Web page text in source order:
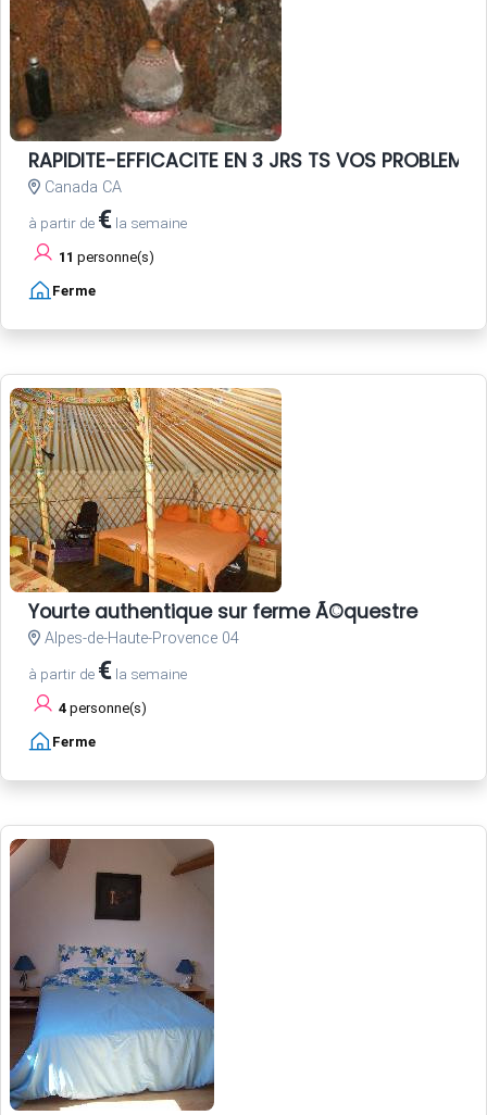
RAPIDITE-EFFICACITE EN 3 JRS TS VOS
Canada CA
à partir de € la semaine
11 personne(s)
Ferme
Yourte authentique sur ferme Ã©questre
Alpes-de-Haute-Provence 04
à partir de € la semaine
4 personne(s)
Ferme